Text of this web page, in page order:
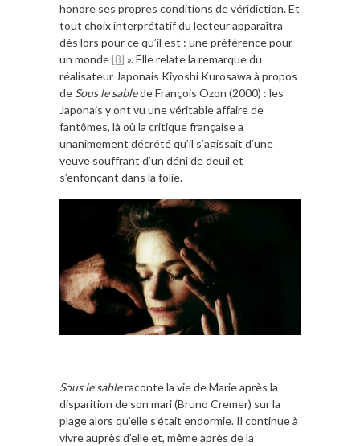
honore ses propres conditions de véridiction. Et
tout choix interprétatif du lecteur apparaîtra
dès lors pour ce qu’il est : une préférence pour
un monde[8] ». Elle relate la remarque du
réalisateur Japonais Kiyoshi Kurosawa à propos
de Sous le sablede François Ozon (2000) : les
Japonais y ont vu une véritable affaire de
fantômes, là où la critique française a
unanimement décrété qu’il s’agissait d’une
veuve souffrant d’un déni de deuil et
s’enfonçant dans la folie.
Sous le sableraconte la vie de Marie après la
disparition de son mari (Bruno Cremer) sur la
plage alors qu’elle s’était endormie. Il continue à
vivre auprès d’elle et, même après de la